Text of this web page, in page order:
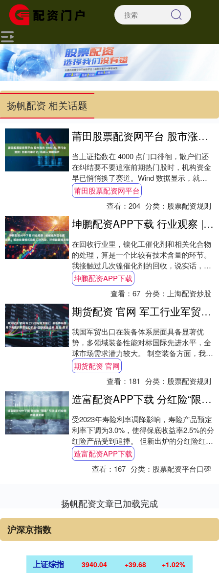
扬帆配资 相关话题
莆田股票配资网平台 股市涨完 1000 点, 两行业遭抢: 创新药赚百亿, 机器人穿糖葫芦
当上证指数在 4000 点门口徘徊，散户们还
在纠结要不要追涨前期热门股时，机构资金
早已悄悄换了赛道。Wind 数据显示，就在
市场震荡的八月，恒生创新药 ETF（....
莆田股票配资网平台
查看：204 分类： 股票配资规则
坤鹏配资APP下载 行业观察 | 镍催化剂回收藏隐忧：粗放处理模式恐致二次污染，环保监管成关键
在回收行业里，镍化工催化剂和相关化合物
的处理，算是一个比较有技术含量的环节。
我接触过几次镍催化剂的回收，说实话，里
面的门道比单纯的金属回收复杂得多。镍本
身是贵重....
坤鹏配资APP下载
查看：67 分类：上海配资炒股
期货配资 官网 军工行业军贸专题2：装备体系视角下我国的军贸出口机会-国联民生证券_性能_需求
我国军贸出口在装备体系层面具备显著优
势，多领域装备性能对标国际先进水平，全
球市场需求潜力较大。 制空装备方面，我国
战斗机从仿制走向自主研发，歼-35A的亮相
使我....
期货配资 官网
查看： 181 分类： 股票配资规则
造富配资APP下载 分红险“限高”引关注 行业期待稳健发展
受2023年寿险利率调降影响，寿险产品预定
利率下调为3.0%，使得保底收益率2.5%的分
红险产品受到追捧。 但新出炉的分红险红利
实现率数据却给市场浇了盆冷水。据....
造富配资APP下载
查看： 167 分类： 股票配资平台口碑
扬帆配资文章已加载完成
沪深京指数
上证综指 3940.04 +39.68 +1.02%